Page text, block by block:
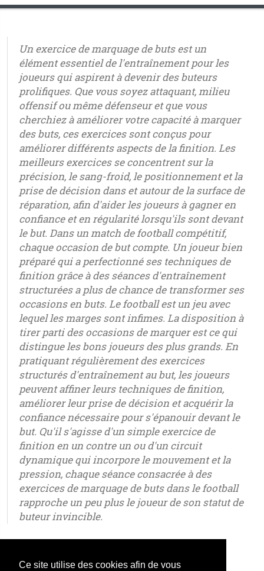
Ce site utilise des cookies afin de vous
Un exercice de marquage de buts est un
élément essentiel de l'entraînement pour les
joueurs qui aspirent à devenir des buteurs
prolifiques. Que vous soyez attaquant, milieu
offensif ou même défenseur et que vous
cherchiez à améliorer votre capacité à marquer
des buts, ces exercices sont conçus pour
améliorer différents aspects de la finition. Les
meilleurs exercices se concentrent sur la
précision, le sang-froid, le positionnement et la
prise de décision dans et autour de la surface de
réparation, afin d'aider les joueurs à gagner en
confiance et en régularité lorsqu'ils sont devant
le but. Dans un match de football compétitif,
chaque occasion de but compte. Un joueur bien
préparé qui a perfectionné ses techniques de
finition grâce à des séances d'entraînement
structurées a plus de chance de transformer ses
occasions en buts. Le football est un jeu avec
lequel les marges sont infimes. La disposition à
tirer parti des occasions de marquer est ce qui
distingue les bons joueurs des plus grands. En
pratiquant régulièrement des exercices
structurés d'entraînement au but, les joueurs
peuvent affiner leurs techniques de finition,
améliorer leur prise de décision et acquérir la
confiance nécessaire pour s'épanouir devant le
but. Qu'il s'agisse d'un simple exercice de
finition en un contre un ou d'un circuit
dynamique qui incorpore le mouvement et la
pression, chaque séance consacrée à des
exercices de marquage de buts dans le football
rapproche un peu plus le joueur de son statut de
buteur invincible.
u6 - u7 - u8 - u9 - u10 - u11 - u12 - u13 - u14 - u15 - u16 - u17 - u18 - u19 - u20 - u21 - École
de Football - Foot à 8 - Foot à 11 - Foot réduit - jeunesse - seniors